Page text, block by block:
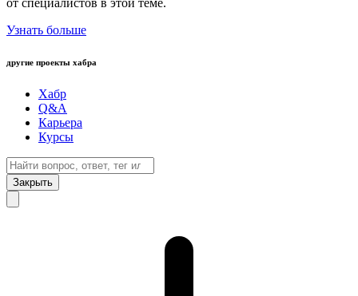
от специалистов в этой теме.
Узнать больше
другие проекты хабра
Хабр
Q&A
Карьера
Курсы
Закрыть